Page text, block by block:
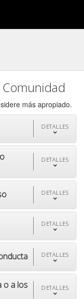
más apropiado.
DETALLES
DETALLES
DETALLES
DETALLES
DETALLES
o a los DETALLES